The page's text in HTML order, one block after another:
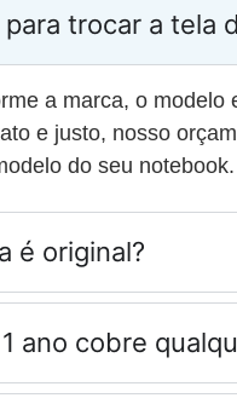
trocar a tela
a marca, o
e justo, nosso
do seu notebook.
é original?
ano cobre